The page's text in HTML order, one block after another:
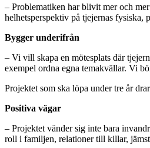
– Problematiken har blivit mer och
helhetsperspektiv på tjejernas fysiska,
Bygger underifrån
– Vi vill skapa en mötesplats där
exempel ordna egna temakvällar. Vi
Projektet som ska löpa under tre år
Positiva vägar
– Projektet vänder sig inte bara
roll i familjen, relationer till killar,